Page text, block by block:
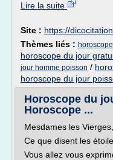
Lire la suite
Site : https://
Thèmes liés :
horoscope du jour
jour homme poisson /
horoscope du jour
Horoscope du
Horoscope ...
Mesdames les
Ce que disent les
Vous allez vous